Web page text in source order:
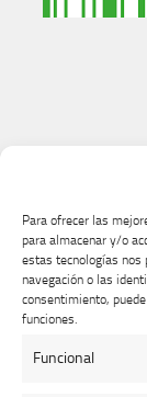
Para ofrecer las
para almacenar y/o
estas tecnologías nos
navegación o las
consentimiento,
funciones.
Funcional